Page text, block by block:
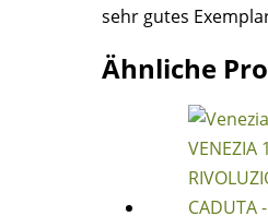
sehr gutes
Ähnliche